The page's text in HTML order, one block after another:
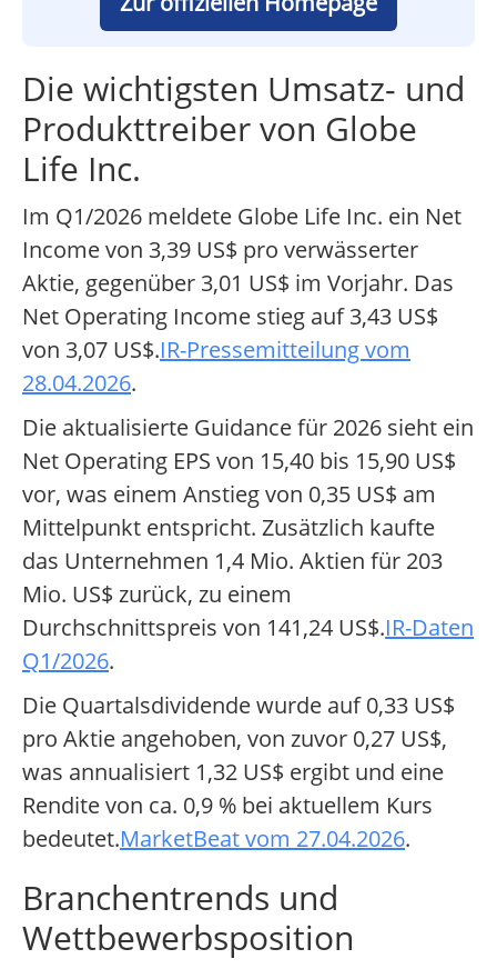
Die wichtigsten Umsatz- und
Produkttreiber von Globe
Life Inc.
Im Q1/2026 meldete Globe Life Inc. ein Net
Income von 3,39 US$ pro verwässerter
Aktie, gegenüber 3,01 US$ im Vorjahr. Das
Net Operating Income stieg auf 3,43 US$
von 3,07 US$.IR-Pressemitteilung vom
28.04.2026.
Die aktualisierte Guidance für 2026 sieht ein
Net Operating EPS von 15,40 bis 15,90 US$
vor, was einem Anstieg von 0,35 US$ am
Mittelpunkt entspricht. Zusätzlich kaufte
das Unternehmen 1,4 Mio. Aktien für 203
Mio. US$ zurück, zu einem
Durchschnittspreis von 141,24 US$.IR-Daten
Q1/2026.
Die Quartalsdividende wurde auf 0,33 US$
pro Aktie angehoben, von zuvor 0,27 US$,
was annualisiert 1,32 US$ ergibt und eine
Rendite von ca. 0,9 % bei aktuellem Kurs
bedeutet.MarketBeat vom 27.04.2026.
Branchentrends und
Wettbewerbsposition